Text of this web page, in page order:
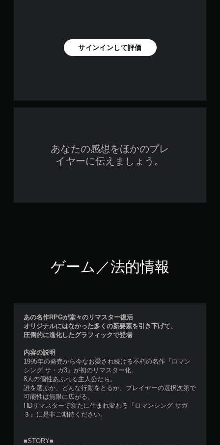
サインインして評価
あなたの感想をほかのプレ
イヤーに伝えましょう。
ゲーム／法的情報
あの名作RPGが堂々のリマスター復活
オリジナルにはなかった多くの新要素を引き下げて、
圧倒的に進化したグラフィックで登場
内容の説明
1995年の発売から今なお愛され続ける不朽の名作『ロマン
シング サ・ガ3』が初のリマスター化。
8人の個性あふれる主人公たち。
誰を選ぶか、どんな行動をとるか、プレイヤーの選択次第で
可能性は無限に広がる。
HDリマスターで新たに生まれ変わる『ロマンシング サガ
３』に是非ご期待ください。
■STORY■